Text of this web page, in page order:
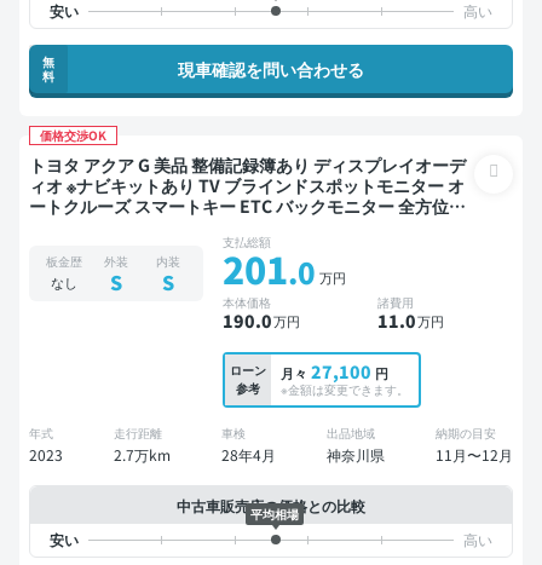
無
料
現車確認を問い合わせる
価格交渉OK
トヨタ アクア G 美品 整備記録簿あり ディスプレイオーデ
ィオ ※ナビキットあり TV ブラインドスポットモニター オ
ートクルーズ スマートキー ETC バックモニター 全方位カ
板金歴
なし
外装
S
内装
S
支払総額
201.0 万円
本体価格
190.0万円
諸費用
11.0万円
ローン
参考
月々 27,100 円
※金額は変更できます。
年式
2023
走行距離
2.7万km
車検
28年4月
出品地域
神奈川県
納期の目安
11月〜12月
中古車販売店の価格との比較
平均相場